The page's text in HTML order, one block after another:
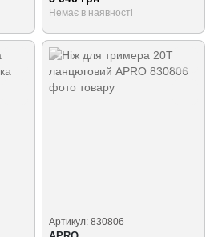
Немає в наявності
Артикул: 830806